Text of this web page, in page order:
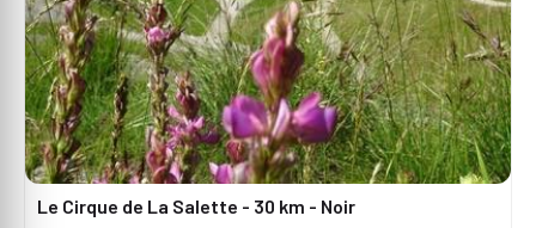
Le Cirque de La Salette - 30 km - Noir